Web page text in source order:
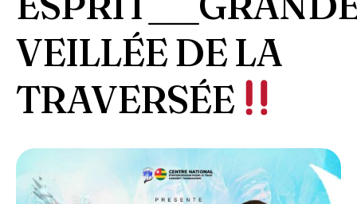
VEILLÉE DE LA
TRAVERSÉE